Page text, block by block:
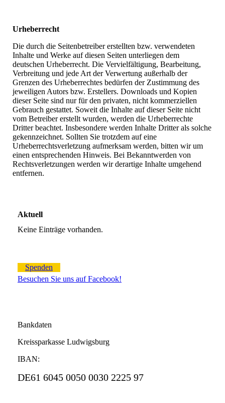
Urheberrecht
Die durch die Seitenbetreiber erstellten bzw. verwendeten
Inhalte und Werke auf diesen Seiten unterliegen dem
deutschen Urheberrecht. Die Vervielfältigung, Bearbeitung,
Verbreitung und jede Art der Verwertung außerhalb der
Grenzen des Urheberrechtes bedürfen der Zustimmung des
jeweiligen Autors bzw. Erstellers. Downloads und Kopien
dieser Seite sind nur für den privaten, nicht kommerziellen
Gebrauch gestattet. Soweit die Inhalte auf dieser Seite nicht
vom Betreiber erstellt wurden, werden die Urheberrechte
Dritter beachtet. Insbesondere werden Inhalte Dritter als solche
gekennzeichnet. Sollten Sie trotzdem auf eine
Urheberrechtsverletzung aufmerksam werden, bitten wir um
einen entsprechenden Hinweis. Bei Bekanntwerden von
Rechtsverletzungen werden wir derartige Inhalte umgehend
entfernen.
Aktuell
Keine Einträge vorhanden.
Spenden
Besuchen Sie uns auf Facebook!
Bankdaten
Kreissparkasse Ludwigsburg
IBAN:
DE61 6045 0050 0030 2225 97